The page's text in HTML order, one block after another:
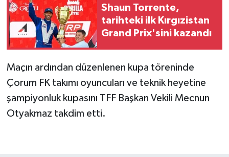
Shaun Torrente,
tarihteki ilk Kırgızistan
Grand Prix'sini kazandı
Maçın ardından düzenlenen kupa töreninde
Çorum FK takımı oyuncuları ve teknik heyetine
şampiyonluk kupasını TFF Başkan Vekili Mecnun
Otyakmaz takdim etti.